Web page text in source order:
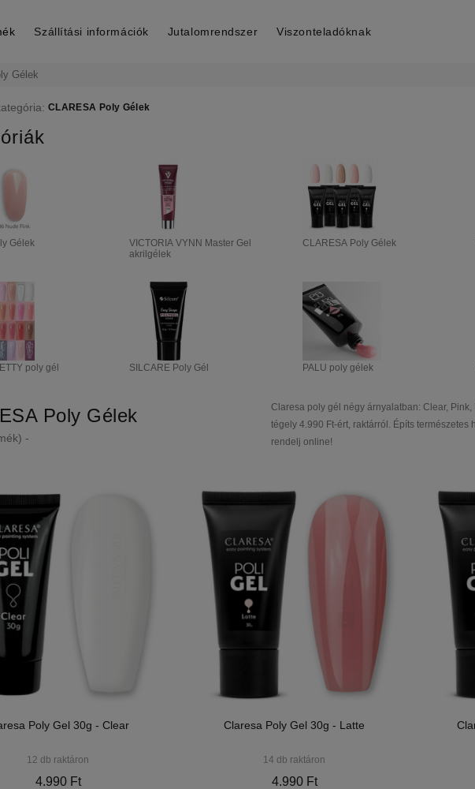
Szállítási információk Jutalomrendszer Viszonteladóknak
Gélek
CLARESA Poly Gélek
Gélek
poly gél
VICTORIA VYNN Master Gel
akrilgélek
SILCARE Poly Gél
CLARESA Poly Gélek
PALU poly gélek
Poly Gélek
-
Claresa poly gél négy árnyalatban: Clear, Pink,
tégely 4.990 Ft-ért, raktárról. Építs természetes
rendelj online!
Poly Gel 30g - Clear
12 db raktáron
4.990 Ft
Claresa Poly Gel 30g - Latte
14 db raktáron
4.990 Ft